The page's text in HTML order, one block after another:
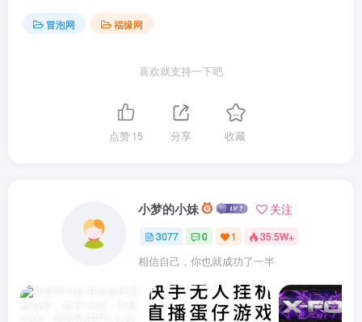
冒泡网 福缘网
喜欢就支持一下吧
点赞15 分享 收藏
小梦的小妹 关注
3077 0 1 35.5W+
摔倒了又怎样，至少我们还年轻